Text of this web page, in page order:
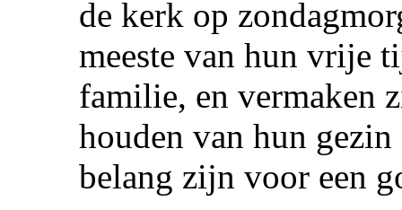
de kerk op
meeste van hun vrije
familie, en vermaken
houden van hun
belang zijn voor een